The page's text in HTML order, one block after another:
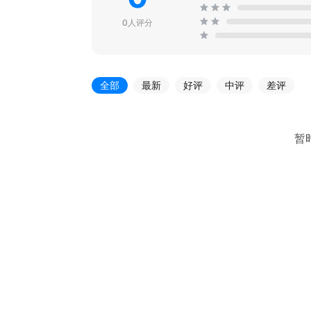
0人评分
全部 最新 好评 中评 差评